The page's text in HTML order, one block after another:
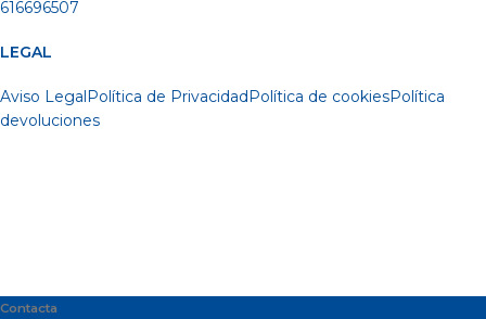
616696507
LEGAL
Aviso LegalPolítica de PrivacidadPolítica de cookiesPolítica
devoluciones
Contacta